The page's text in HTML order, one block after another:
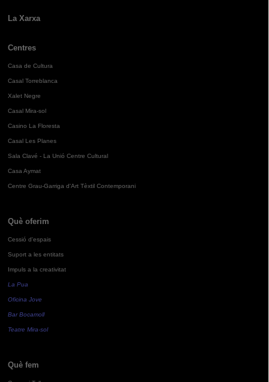
La Xarxa
Centres
Casa de Cultura
Casal Torreblanca
Xalet Negre
Casal Mira-sol
Casino La Floresta
Casal Les Planes
Sala Clavé - La Unió Centre Cultural
Casa Aymat
Centre Grau-Garriga d'Art Tèxtil Contemporani
Què oferim
Cessió d'espais
Suport a les entitats
Impuls a la creativitat
La Pua
Oficina Jove
Bar Bocamoll
Teatre Mira-sol
Què fem